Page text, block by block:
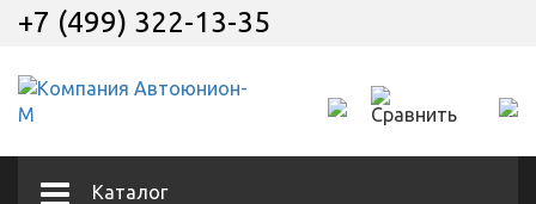
+7 (499) 322-13-35
Каталог